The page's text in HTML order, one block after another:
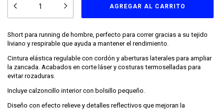
Short para running de hombre, perfecto para correr gracias a su tejido
liviano y respirable que ayuda a mantener el rendimiento.
Cintura elástica regulable con cordón y aberturas laterales para ampliar
la zancada. Acabados en corte láser y costuras termoselladas para
evitar rozaduras.
Incluye calzoncillo interior con bolsillo pequeño.
Diseño con efecto relieve y detalles reflectivos que mejoran la